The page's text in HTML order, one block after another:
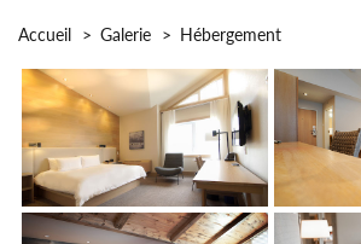
Accueil Galerie Hébergement